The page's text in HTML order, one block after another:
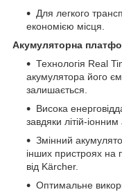
Для легкого
економією місця.
Акумуляторна
Технологія Real
акумулятора його
залишається.
Висока
завдяки літій-
Змінний
інших пристроях на
від Kärcher.
Оптимальне